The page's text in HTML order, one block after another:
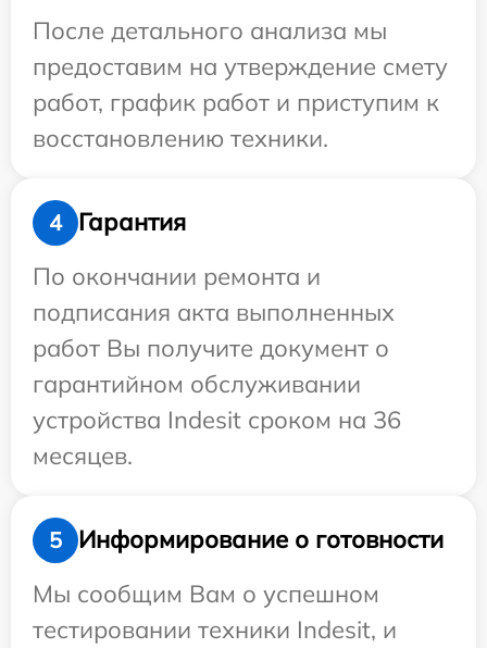
После детального анализа мы
предоставим на утверждение смету
работ, график работ и приступим к
восстановлению техники.
4
Гарантия
По окончании ремонта и
подписания акта выполненных
работ Вы получите документ о
гарантийном обслуживании
устройства Indesit сроком на 36
месяцев.
5
Информирование о готовности
Мы сообщим Вам о успешном
тестировании техники Indesit, и